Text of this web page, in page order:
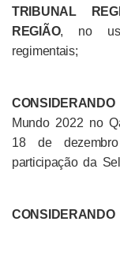
TRIBUNAL
REGIÃO, no
regimentais;
CONSIDERANDO
Mundo 2022 no
18 de
participação da
CONSIDERANDO